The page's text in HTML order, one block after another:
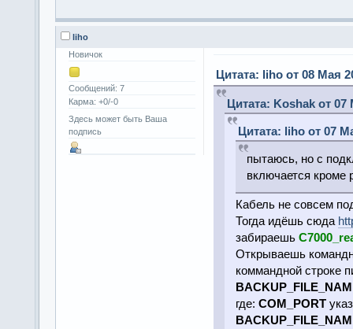
liho
Новичок
Сообщений: 7
Карма: +0/-0
Здесь может быть Ваша
подпись
Цитата: liho от 08 Мая
Цитата: Koshak от 07
Цитата: liho от 07
пытаюсь, но с
включается
Кабель не совсем
Тогда идёшь сюда
забираешь
Открываешь
коммандной строке
где: COM_PORT